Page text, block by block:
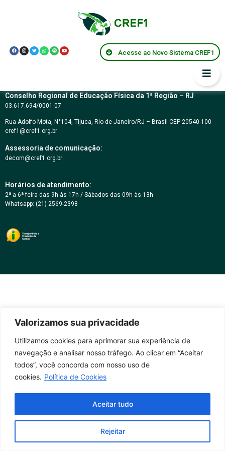
Valorizamos sua privacidade
Utilizamos cookies para aprimorar sua experiência de
navegação e analisar nosso tráfego. Ao clicar em “Aceitar
todos”, você concorda com nosso uso de
cookies. Política de Cookies
Rejeitar
Aceitar tudo
Acesse ao Novo Sistema CREF1
Resolução CREF1
083/2013
Conselho Regional de Educação Física da 1ª Região – RJ
03.617.694/0001-07
Rua Adolfo Mota, N°104, Tijuca, Rio de Janeiro/RJ – Brasil CEP 20540-100
cref1@cref1.org.br
Assessoria de comunicação:
decom@cref1.org.br
Horários de atendimento:
2ª a 6ª feira das 9h às 17h / Sábados das 09h às 13h
Whatsapp: (21) 2569-2398